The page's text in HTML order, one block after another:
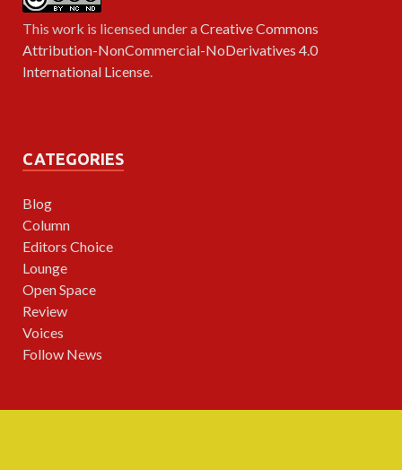
This work is licensed under aCreative Commons
Attribution-NonCommercial-NoDerivatives 4.0
International License.
CATEGORIES
Blog
Column
Editors Choice
Lounge
Open Space
Review
Voices
Follow News